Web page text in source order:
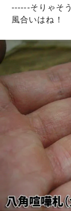
------そりゃそ
風合いはね！